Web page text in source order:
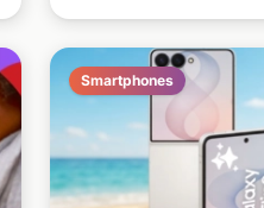
Smartphones